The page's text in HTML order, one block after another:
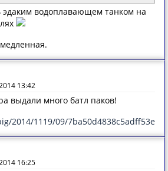
эдаким водоплавающем танком на
13:42
выдали много батл паков!
2014/1119/09/
16:25